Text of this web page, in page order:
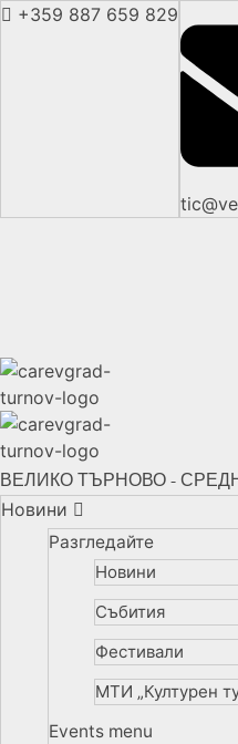
+359 887 659 829
ВЕЛИКО ТЪРНОВО -
Новини
Разгледайте
Новини
Събития
Фестивали
МТИ „Културен
Events menu